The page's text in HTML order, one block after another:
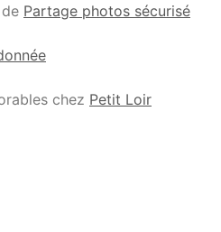
Partage photos sécurisé
chez Petit Loir